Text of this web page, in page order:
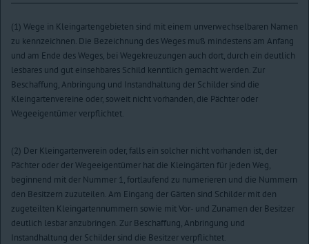
(1) Wege in Kleingartengebieten sind mit einem unverwechselbaren Namen
zu kennzeichnen. Die Bezeichnung des Weges muß mindestens am Anfang
und am Ende des Weges, bei Wegekreuzungen auch dort, durch ein deutlich
lesbares und gut einsehbares Schild kenntlich gemacht werden. Zur
Beschaffung, Anbringung und Instandhaltung der Schilder sind die
Kleingartenvereine oder, soweit nicht vorhanden, die Pächter oder
Wegeeigentümer verpflichtet.
(2) Der Kleingartenverein oder, falls ein solcher nicht vorhanden ist, der
Pächter oder der Wegeeigentümer hat die Kleingärten für jeden Weg,
beginnend mit der Nummer 1, fortlaufend zu numerieren und die Nummern
den Besitzern zuzuteilen. Am Eingang der Gärten sind Schilder mit den
zugeteilten Kleingartennummern sowie mit Vor- und Zunamen der Besitzer
deutlich lesbar anzubringen. Zur Beschaffung, Anbringung und
Instandhaltung der Schilder sind die Besitzer verpflichtet.